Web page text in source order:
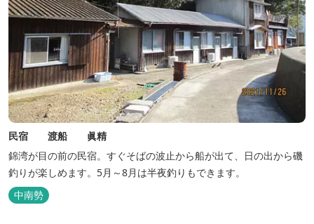
民宿 渡船 眞精
錦湾が目の前の民宿。すぐそばの波止から船が出て、日の出から磯
釣りが楽しめます。5月～8月は半夜釣りもできます。
中南勢